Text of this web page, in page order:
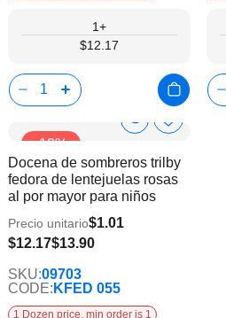
1+
$12.17
-12%
Show
Info
Añadir
la
lista
Docena de sombreros trilby
fedora de lentejuelas rosas
al por mayor para niños
$12.17$13.90
Precio unitario$1.01
CODE: KFED 055
SKU:09703
1 Dozen price, min order is 1